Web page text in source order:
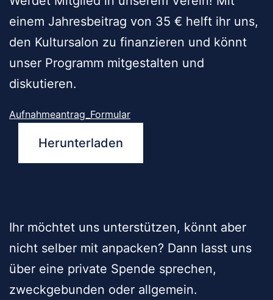
einem Jahresbeitrag von 35 € helft ihr uns,
den Kultursalon zu finanzieren und könnt
unser Programm mitgestalten und
diskutieren.
Aufnahmeantrag_Formular
Herunterladen
Ihr möchtet uns unterstützen, könnt aber
nicht selber mit anpacken? Dann lasst uns
über eine private Spende sprechen,
zweckgebunden oder allgemein.